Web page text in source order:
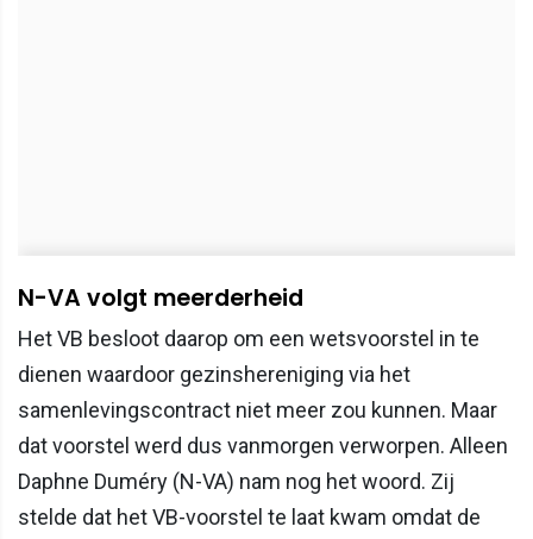
N-VA volgt meerderheid
Het VB besloot daarop om een wetsvoorstel in te
dienen waardoor gezinshereniging via het
samenlevingscontract niet meer zou kunnen. Maar
dat voorstel werd dus vanmorgen verworpen. Alleen
Daphne Duméry (N-VA) nam nog het woord. Zij
stelde dat het VB-voorstel te laat kwam omdat de